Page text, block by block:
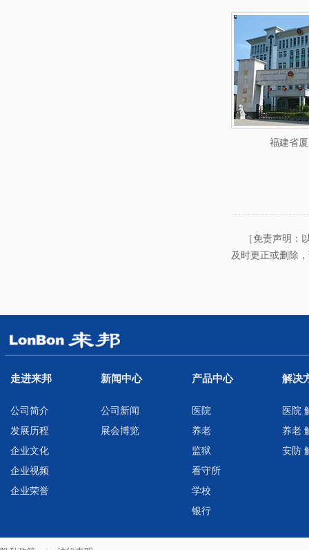
福建省
［免责声明：以
及时更正或删除
走进来邦
公司简介
发展历程
企业文化
企业视频
企业荣誉
新闻中心
公司新闻
展会博览
产品中心
医院
养老
监狱
看守所
学校
银行
解决
医院
养老
安防